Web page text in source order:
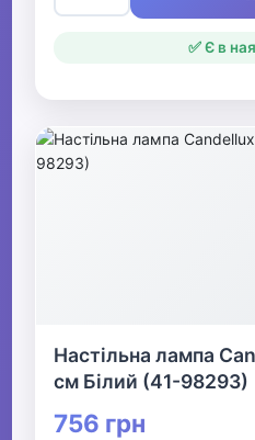
✅ Є в
Настільна лампа
см Білий (41-98293)
756 грн